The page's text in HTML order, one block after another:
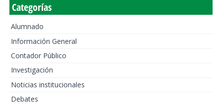
Categorías
Alumnado
Información General
Contador Público
Investigación
Noticias institucionales
Debates